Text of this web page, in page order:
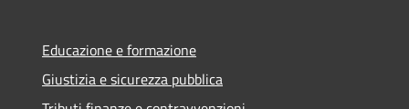
Educazione e formazione
Giustizia e sicurezza pubblica